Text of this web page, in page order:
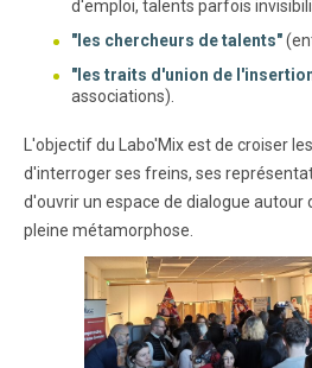
d'emploi, talents parfois
"les chercheurs de talents"
"les traits d'union de
associations).
L'objectif du Labo'Mix est de croiser
d'interroger ses freins, ses
d'ouvrir un espace de dialogue autour
pleine métamorphose.